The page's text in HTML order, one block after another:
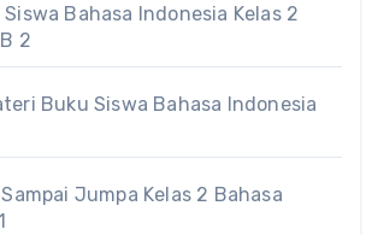
Bahasa Indonesia Kelas 2
2
Buku Siswa Bahasa Indonesia
Jumpa Kelas 2 Bahasa